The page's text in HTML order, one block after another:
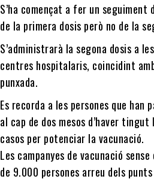
S’ha començat a fer un seguiment
de la primera dosis però no de la
S’administrarà la segona dosis a
centres hospitalaris, coincidint
punxada.
Es recorda a les persones que han
al cap de dos mesos d’haver
casos per potenciar la vacunació.
Les campanyes de vacunació
de 9.000 persones arreu dels